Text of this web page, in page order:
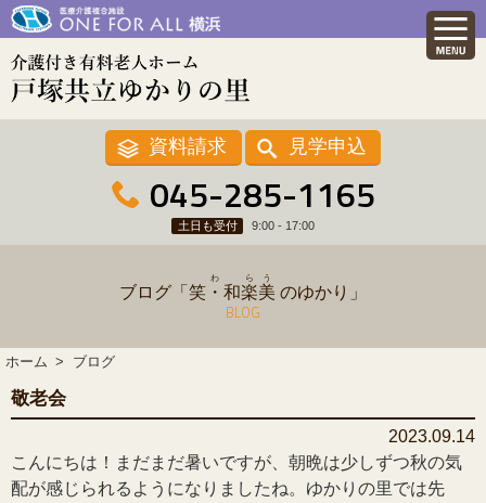
資料請求 見学申込
045-285-1165
土日も受付 9:00 - 17:00
ブログ「 笑・和
わ
楽
ら
美
う
のゆかり」
BLOG
ホーム ブログ
敬老会
2023.09.14
こんにちは！まだまだ暑いですが、朝晩は少しずつ秋の気
配が感じられるようになりましたね。ゆかりの里では先